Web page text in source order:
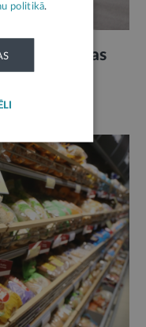
ekspluatācijas
politikā.